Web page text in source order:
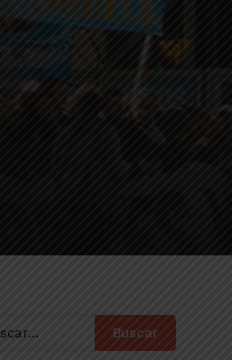
Buscar